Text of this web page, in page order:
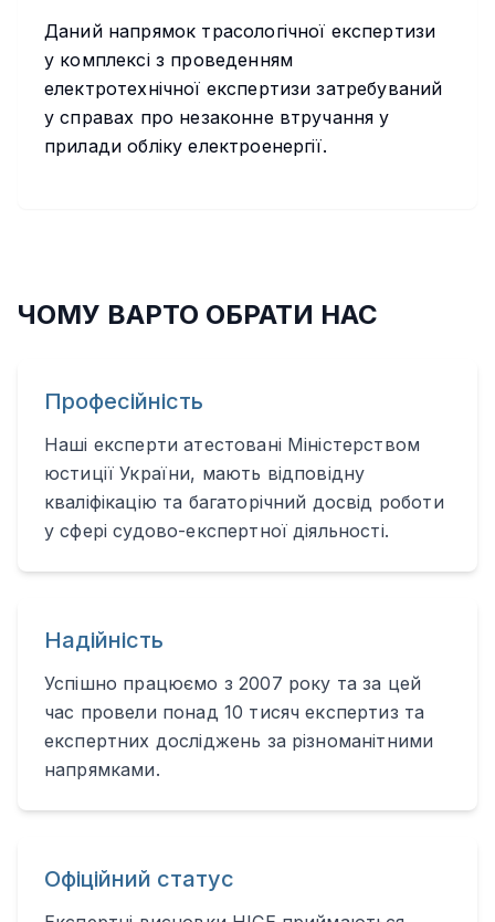
Даний напрямок трасологічної експертизи
у комплексі з проведенням
електротехнічної експертизи затребуваний
у справах про незаконне втручання у
прилади обліку електроенергії.
ЧОМУ ВАРТО ОБРАТИ НАС
Професійність
Наші експерти атестовані Міністерством
юстиції України, мають відповідну
кваліфікацію та багаторічний досвід роботи
у сфері судово-експертної діяльності.
Надійність
Успішно працюємо з 2007 року та за цей
час провели понад 10 тисяч експертиз та
експертних досліджень за різноманітними
напрямками.
Офіційний статус